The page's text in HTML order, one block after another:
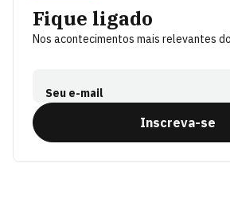
Fique ligado
Nos acontecimentos mais relevantes
Seu e-mail
Inscreva-se